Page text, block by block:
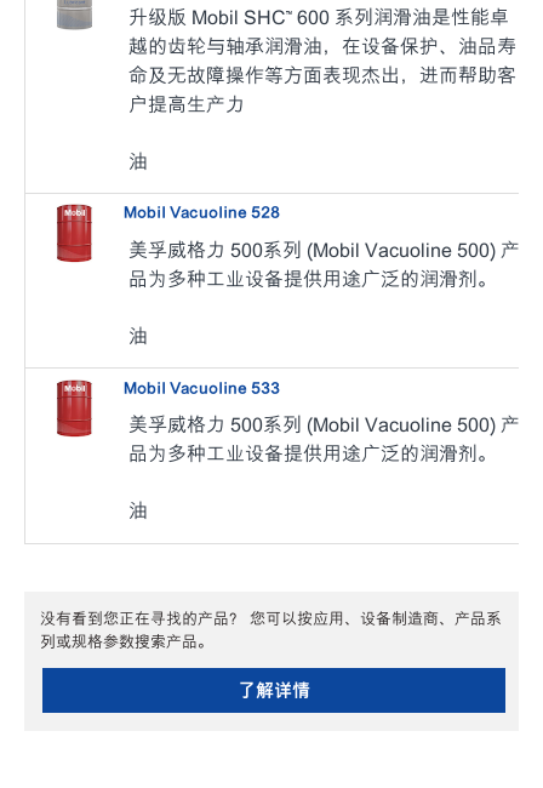
升级版 Mobil SHC™ 600 系列润滑油是性能卓
越的齿轮与轴承润滑油，在设备保护、油品寿
命及无故障操作等方面表现杰出，进而帮助客
户提高生产力
油
Mobil Vacuoline 528
美孚威格力 500系列 (Mobil Vacuoline 500) 产
品为多种工业设备提供用途广泛的润滑剂。
油
Mobil Vacuoline 533
美孚威格力 500系列 (Mobil Vacuoline 500) 产
品为多种工业设备提供用途广泛的润滑剂。
油
没有看到您正在寻找的产品？ 您可以按应用、设备制造商、产品系
列或规格参数搜索产品。
了解详情